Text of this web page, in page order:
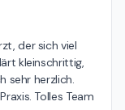
der sich viel
kleinschrittig,
sehr herzlich.
Tolles Team